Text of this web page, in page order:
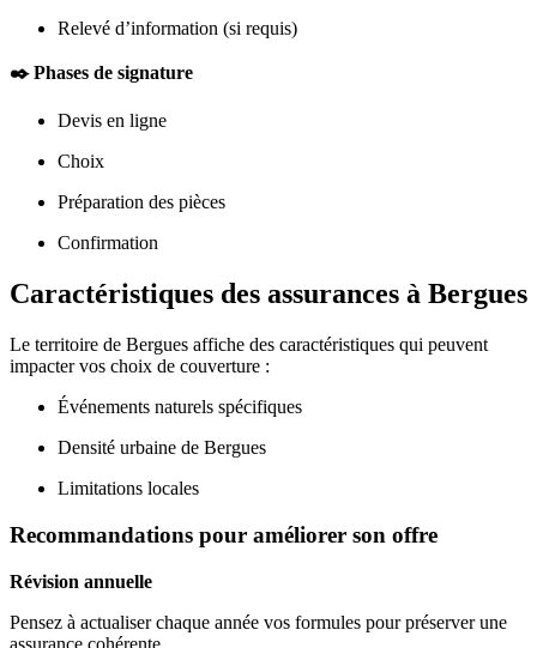
Relevé d’information (si requis)
✒️ Phases de signature
Devis en ligne
Choix
Préparation des pièces
Confirmation
Caractéristiques des assurances à Bergues
Le territoire de Bergues affiche des caractéristiques qui peuvent
impacter vos choix de couverture :
Événements naturels spécifiques
Densité urbaine de Bergues
Limitations locales
Recommandations pour améliorer son offre
Révision annuelle
Pensez à actualiser chaque année vos formules pour préserver une
assurance cohérente.